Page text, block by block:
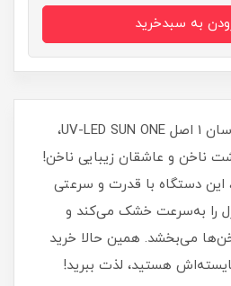
دستگاه یووی ال ای دی سان 1 اصل UV-LED SUN ONE،
ناخن و عاشقان زیبایی ناخن!
این دستگاه با قدرت و سرعتی
ژل را به‌سرعت خشک می‌کند و
می‌بخشد. همین حالا خرید
هستید، لذت ببرید!